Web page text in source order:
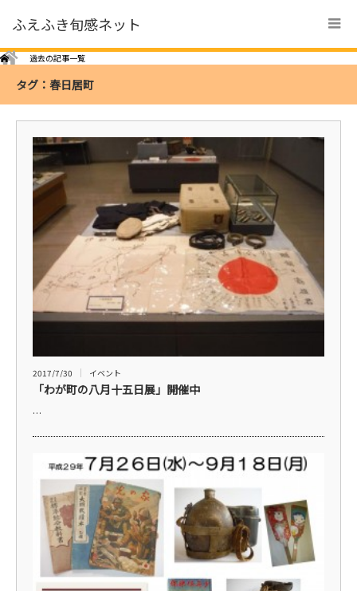
ふえふき旬感ネット
Home 過去の記事一覧
タグ：春日居町
2017/7/30 イベント
「わが町の八月十五日展」開催中
…